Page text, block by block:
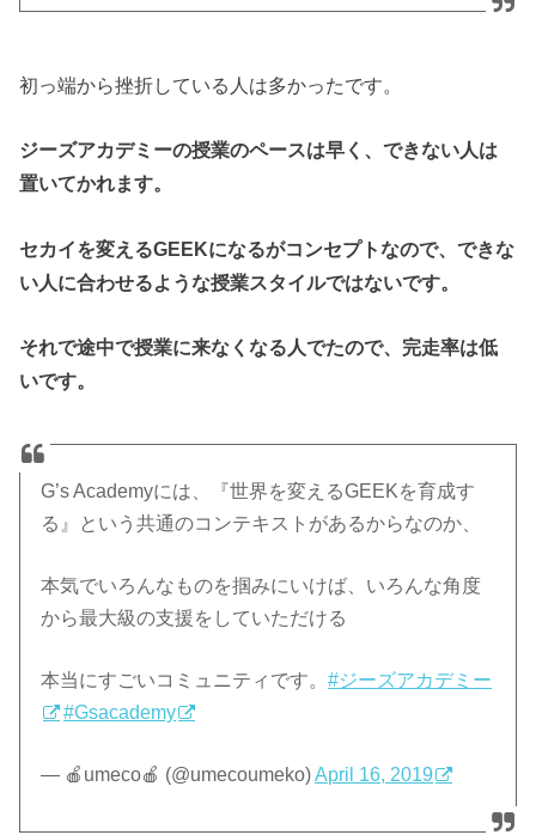
初っ端から挫折している人は多かったです。
ジーズアカデミーの授業のペースは早く、できない人は
置いてかれます。
セカイを変えるGEEKになるがコンセプトなので、できな
い人に合わせるような授業スタイルではないです。
それで途中で授業に来なくなる人でたので、完走率は低
いです。
G’s Academyには、『世界を変えるGEEKを育成す
る』という共通のコンテキストがあるからなのか、
本気でいろんなものを掴みにいけば、いろんな角度
から最大級の支援をしていただける
本当にすごいコミュニティです。#ジーズアカデミー
#Gsacademy
— 🍎umeco🍎 (@umecoumeko)April 16, 2019